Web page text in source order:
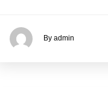
By admin